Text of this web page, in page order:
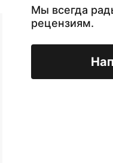
Мы всегда
рецензиям.